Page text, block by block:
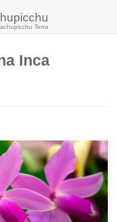
Terra
Inca